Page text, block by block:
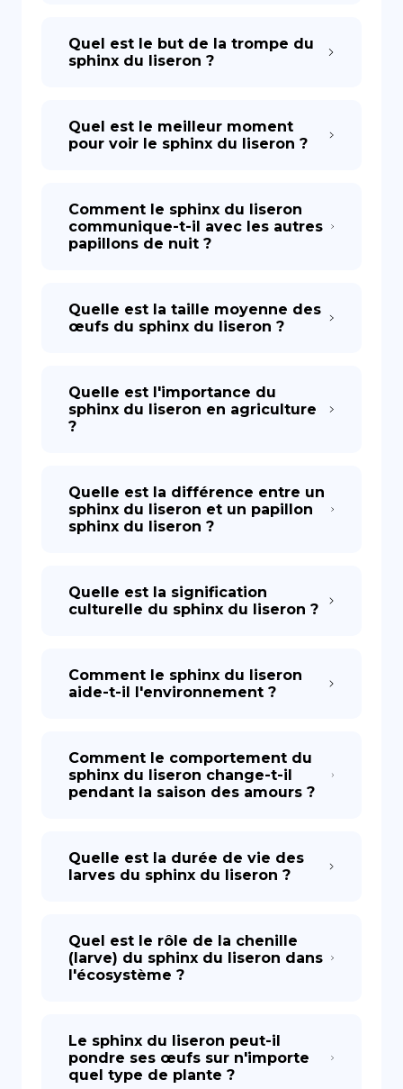
Quel est le but de la trompe du
sphinx du liseron ?
Quel est le meilleur moment
pour voir le sphinx du liseron ?
Comment le sphinx du liseron
communique-t-il avec les autres
papillons de nuit ?
Quelle est la taille moyenne des
œufs du sphinx du liseron ?
Quelle est l'importance du
sphinx du liseron en agriculture
?
Quelle est la différence entre un
sphinx du liseron et un papillon
sphinx du liseron ?
Quelle est la signification
culturelle du sphinx du liseron ?
Comment le sphinx du liseron
aide-t-il l'environnement ?
Comment le comportement du
sphinx du liseron change-t-il
pendant la saison des amours ?
Quelle est la durée de vie des
larves du sphinx du liseron ?
Quel est le rôle de la chenille
(larve) du sphinx du liseron dans
l'écosystème ?
Le sphinx du liseron peut-il
pondre ses œufs sur n'importe
quel type de plante ?